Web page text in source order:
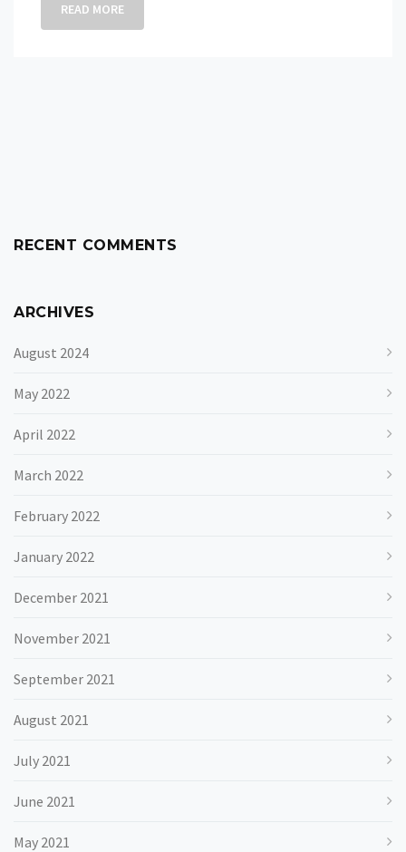
READ MORE
RECENT COMMENTS
ARCHIVES
August 2024
May 2022
April 2022
March 2022
February 2022
January 2022
December 2021
November 2021
September 2021
August 2021
July 2021
June 2021
May 2021